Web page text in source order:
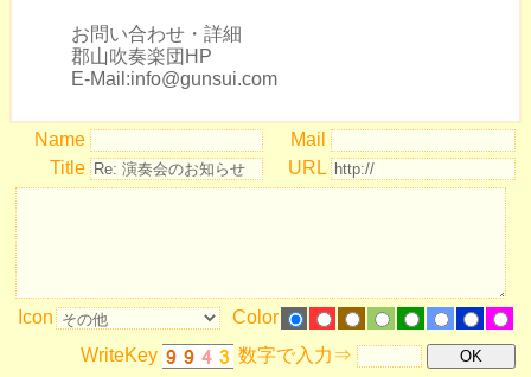
お問い合わせ・詳細
郡山吹奏楽団HP
E-Mail:info@gunsui.com
Name
Mail
Title
URL
Icon
Color
WriteKey
数字で入力⇒